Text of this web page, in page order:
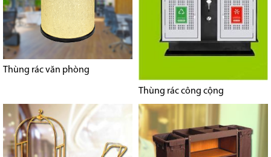
Thùng rác văn phòng
Thùng rác công cộng